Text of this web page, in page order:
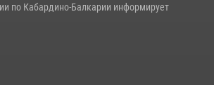
по Кабардино-Балкарии информирует